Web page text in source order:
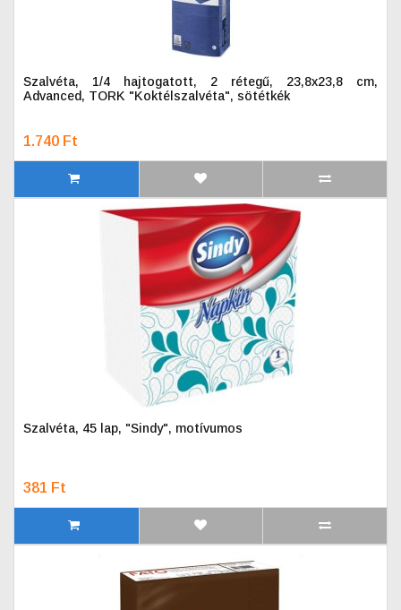
Szalvéta, 1/4 hajtogatott, 2 rétegű, 23,8x23,8 cm,
Advanced, TORK "Koktélszalvéta", sötétkék
1.740 Ft
Szalvéta, 45 lap, "Sindy", motívumos
381 Ft